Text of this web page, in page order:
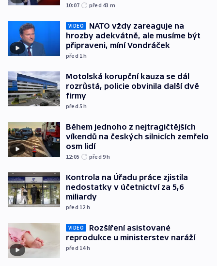
10:07 před 43 m
VIDEO
NATO vždy zareaguje na
hrozby adekvátně, ale musíme být
připraveni, míní Vondráček
před 1h
Motolská korupční kauza se dál
rozrůstá, policie obvinila další dvě
firmy
před 5h
Během jednoho z nejtragičtějších
víkendů na českých silnicích zemřelo
osm lidí
12:05 před 9h
Kontrola na Úřadu práce zjistila
nedostatky v účetnictví za 5,6
miliardy
před 12 h
VIDEO
Rozšíření asistované
reprodukce u ministerstev naráží
před 14h